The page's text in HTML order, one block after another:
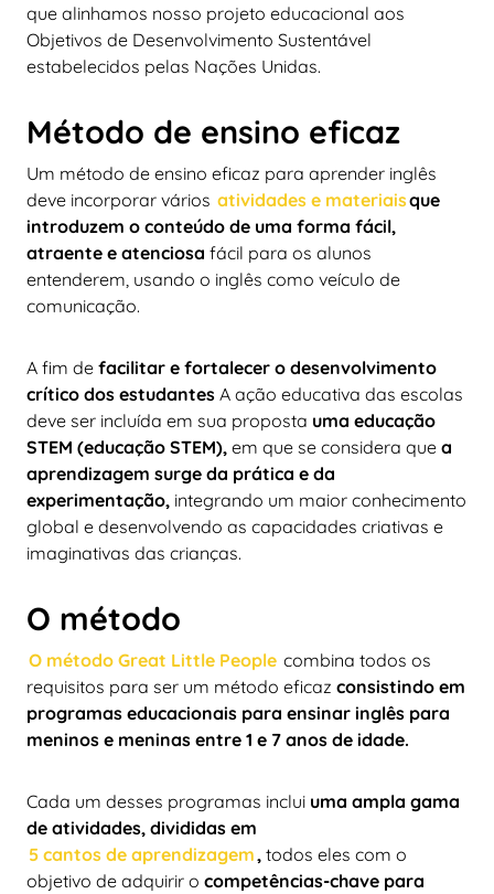
que alinhamos nosso projeto educacional aos
Objetivos de Desenvolvimento Sustentável
estabelecidos pelas Nações Unidas.
Método de ensino eficaz
Um método de ensino eficaz para aprender inglês
deve incorporar vários atividades e materiaisque
introduzem o conteúdo de uma forma fácil,
atraente e atenciosa fácil para os alunos
entenderem, usando o inglês como veículo de
comunicação.
A fim de facilitar e fortalecer o desenvolvimento
crítico dos estudantes A ação educativa das escolas
deve ser incluída em sua proposta uma educação
STEM (educação STEM), em que se considera que a
aprendizagem surge da prática e da
experimentação, integrando um maior conhecimento
global e desenvolvendo as capacidades criativas e
imaginativas das crianças.
O método
O método Great Little People combina todos os
requisitos para ser um método eficaz consistindo em
programas educacionais para ensinar inglês para
meninos e meninas entre 1 e 7 anos de idade.
Cada um desses programas inclui uma ampla gama
de atividades, divididas em
5 cantos de aprendizagem, todos eles com o
objetivo de adquirir o competências-chave para